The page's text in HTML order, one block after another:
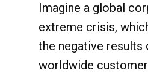
Imagine a global
extreme crisis,
the negative results
worldwide customer